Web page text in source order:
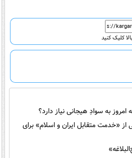
کلیک کنید
به سوادِ هیجانی نیاز دارد؟
«خدمت متقابل ایران و اسلام» برای